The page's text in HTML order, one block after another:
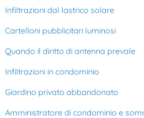
Infiltrazioni dal lastrico solare
Cartelloni pubblicitari luminosi
Quando il diritto di antenna prevale
Infiltrazioni in condominio
Giardino privato abbandonato
Amministratore di condominio e